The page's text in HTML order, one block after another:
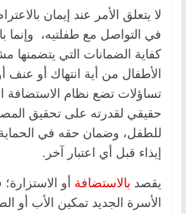
لا يتعلق الأمر عند إيمان
في التواصل مع طفلتيه، وإنما
كفاية الضمانات التي يتضمنها
الأطفال من أية انتهاك أو
تساؤلات تضع نظام الاستضافة
حقيقي لقدرته على تحقيق
للطفل، وضمان حقه في
إيذاء قبل أي اعتبار آخر.
يقصد بالاستضافة أو
الأسرة الجديد تمكين الأب أو